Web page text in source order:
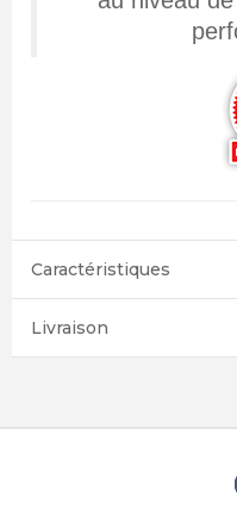
Caractéristiques
Livraison